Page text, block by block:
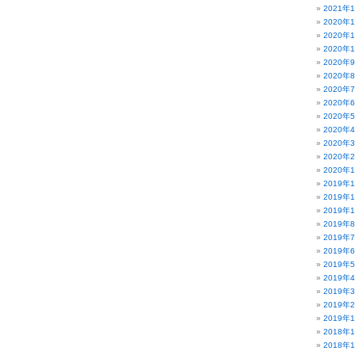
2021年1
2020年
2020年
2020年
2020年9
2020年8
2020年7
2020年6
2020年5
2020年4
2020年3
2020年2
2020年1
2019年
2019年
2019年
2019年8
2019年7
2019年6
2019年5
2019年4
2019年3
2019年2
2019年1
2018年
2018年